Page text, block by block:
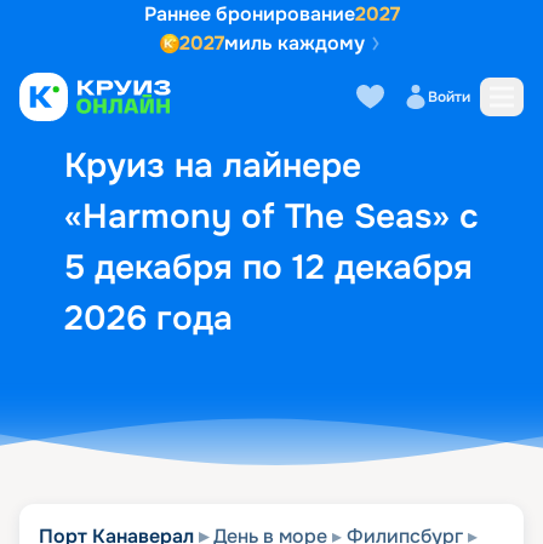
Раннее бронирование2027
2027миль каждому
Войти
Круиз на лайнере
«Harmony of The Seas» с
5 декабря по 12 декабря
2026 года
Выбор кают Маршрут и
Порт Канаверал День в море
Филипсбург